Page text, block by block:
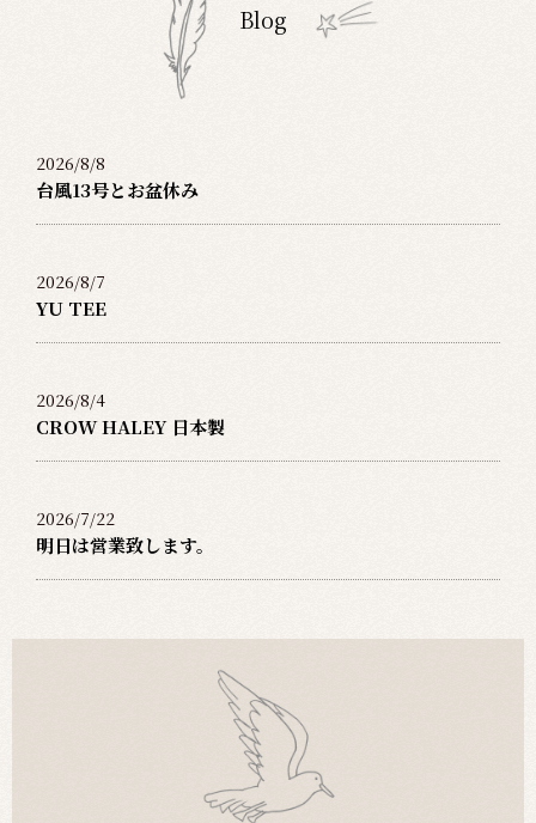
Blog
2026/8/8
台風13号とお盆休み
2026/8/7
YU TEE
2026/8/4
CROW HALEY 日本製
2026/7/22
明日は営業致します。